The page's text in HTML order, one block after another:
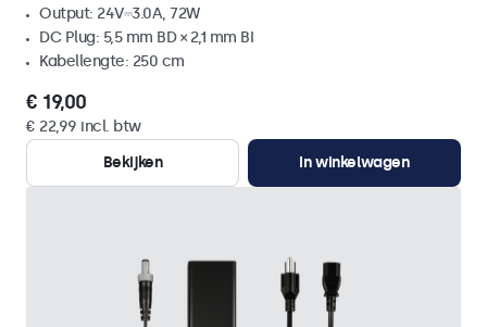
Output: 24V⎓3.0A, 72W
DC Plug: 5,5 mm BD × 2,1 mm BI
Kabellengte: 250 cm
€ 19,00
€ 22,99 incl. btw
Bekijken
In winkelwagen